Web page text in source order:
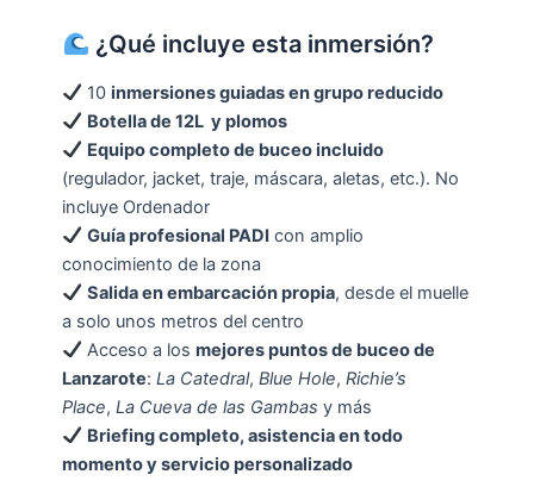
¿Qué incluye esta inmersión?
10inmersiones guiadas en grupo reducido
Botella de 12L y plomos
Equipo completo de buceo incluido
(regulador, jacket, traje, máscara, aletas, etc.). No
incluye Ordenador
Guía profesional PADI con amplio
conocimiento de la zona
Salida en embarcación propia, desde el muelle
a solo unos metros del centro
Acceso a losmejores puntos de buceo de
Lanzarote:La Catedral,Blue Hole,Richie’s
Place,La Cueva de las Gambas y más
Briefing completo, asistencia en todo
momento y servicio personalizado